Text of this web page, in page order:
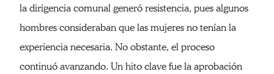
la dirigencia comunal generó resistencia, pues algunos
hombres consideraban que las mujeres no tenían la
experiencia necesaria. No obstante, el proceso
continuó avanzando. Un hito clave fue la aprobación